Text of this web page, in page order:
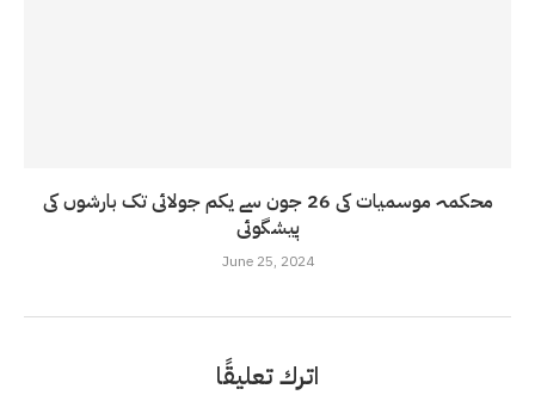
محکمہ موسمیات کی 26 جون سے یکم جولائی تک بارشوں کی
پیشگوئی
June 25, 2024
اترك تعليقًا